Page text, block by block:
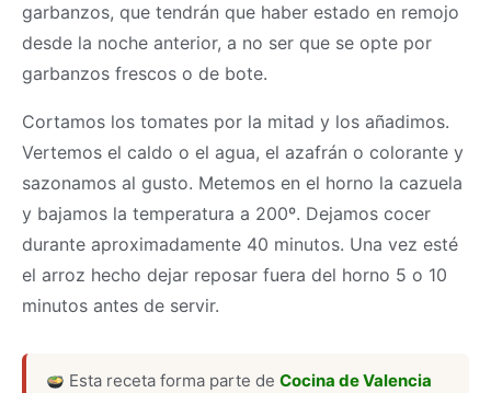
garbanzos, que tendrán que haber estado en remojo
desde la noche anterior, a no ser que se opte por
garbanzos frescos o de bote.
Cortamos los tomates por la mitad y los añadimos.
Vertemos el caldo o el agua, el azafrán o colorante y
sazonamos al gusto. Metemos en el horno la cazuela
y bajamos la temperatura a 200º. Dejamos cocer
durante aproximadamente 40 minutos. Una vez esté
el arroz hecho dejar reposar fuera del horno 5 o 10
minutos antes de servir.
Esta receta forma parte deCocina de Valencia